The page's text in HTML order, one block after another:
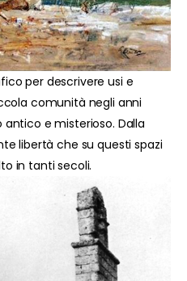
per descrivere usi e
comunità negli anni
e misterioso. Dalla
libertà che su questi spazi
in tanti secoli.